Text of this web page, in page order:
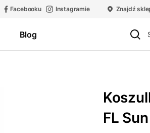
Facebooku Instagramie Znajdź
Blog
FL